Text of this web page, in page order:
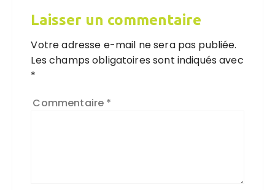
Laisser un commentaire
Votre adresse e-mail ne sera pas publiée.
Les champs obligatoires sont indiqués avec
*
Commentaire *